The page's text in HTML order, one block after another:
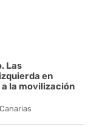
Las
en
la movilización
Canarias